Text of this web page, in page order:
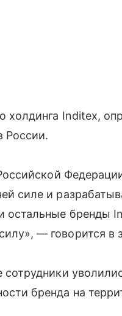
холдинга Inditex,
России.
силе и
бренды
— говорится в
бренда на